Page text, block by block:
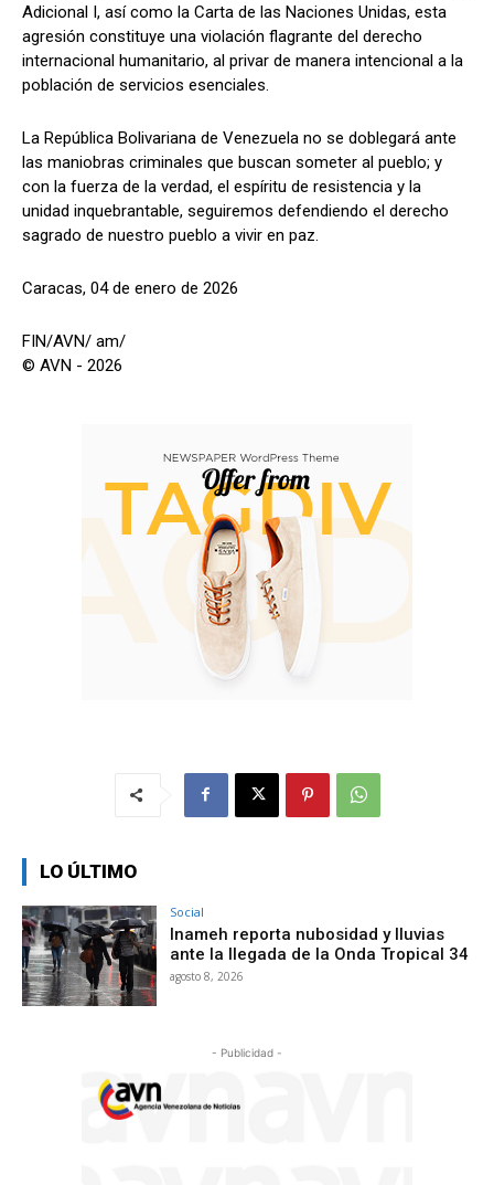
Adicional I, así como la Carta de las Naciones Unidas, esta
agresión constituye una violación flagrante del derecho
internacional humanitario, al privar de manera intencional a la
población de servicios esenciales.
La República Bolivariana de Venezuela no se doblegará ante
las maniobras criminales que buscan someter al pueblo; y
con la fuerza de la verdad, el espíritu de resistencia y la
unidad inquebrantable, seguiremos defendiendo el derecho
sagrado de nuestro pueblo a vivir en paz.
Caracas, 04 de enero de 2026
FIN/AVN/ am/
© AVN - 2026
LO ÚLTIMO
Social
Inameh reporta nubosidad y lluvias
ante la llegada de la Onda Tropical 34
agosto 8, 2026
- Publicidad -